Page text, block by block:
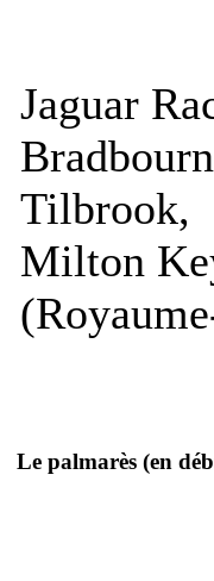
Jaguar
Tilbrook,
Milton
Le palmarès (en